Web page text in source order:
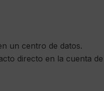
un centro de datos.
directo en la cuenta de